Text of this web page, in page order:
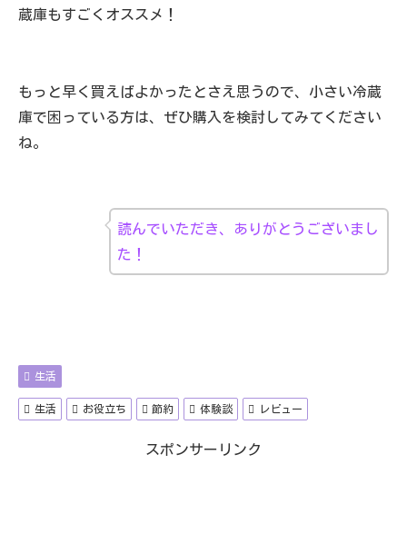
蔵庫もすごくオススメ！
もっと早く買えばよかったとさえ思うので、小さい冷蔵
庫で困っている方は、ぜひ購入を検討してみてください
ね。
読んでいただき、ありがとうございまし
た！
生活
生活 お役立ち 節約 体験談 レビュー
スポンサーリンク